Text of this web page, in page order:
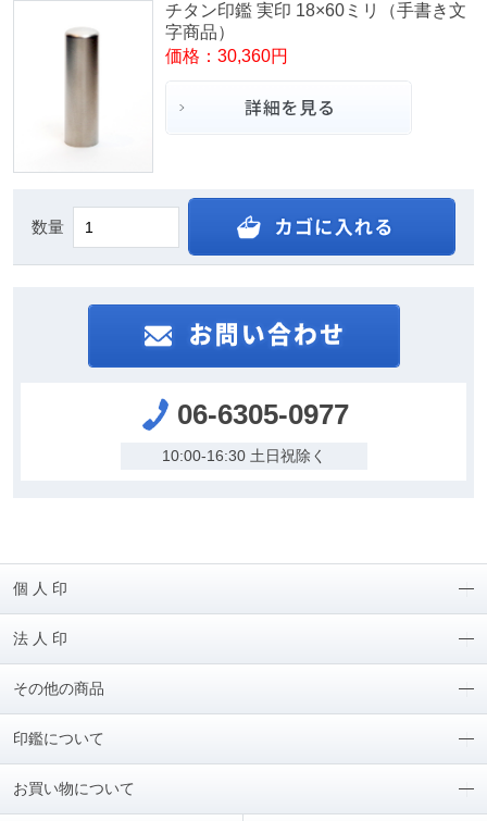
チタン印鑑 実印 18×60ミリ（手書き文
字商品）
価格：30,360円
数量
06-6305-0977
10:00-16:30 土日祝除く
個 人 印
法 人 印
その他の商品
印鑑について
お買い物について